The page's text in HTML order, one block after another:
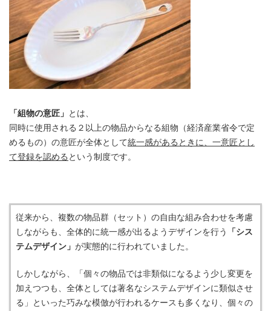
「組物の意匠」 とは、
同時に使用される２以上の物品からなる組物（経済産業省令で定
めるもの）の意匠が全体として統一感があるときに、一意匠とし
て登録を認める という制度です。
従来から、複数の物品群（セット）の自由な組み合わせを考慮
しながらも、全体的に統一感が出るようデザインを行う
「シス
テムデザイン」 が実態的に行われていました。
しかしながら、「個々の物品では非類似になるよう少し変更を
加えつつも、全体としては著名なシステムデザインに類似させ
る」といった巧みな模倣が行われるケースも多くなり、個々の